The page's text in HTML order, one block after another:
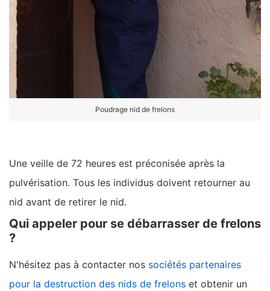
Poudrage nid de frelons
Une veille de 72 heures est préconisée après la
pulvérisation. Tous les individus doivent retourner au
nid avant de retirer le nid.
Qui appeler pour se débarrasser de frelons
?
N'hésitez pas à contacter nos sociétés partenaires
pour la destruction des nids de frelons et obtenir un